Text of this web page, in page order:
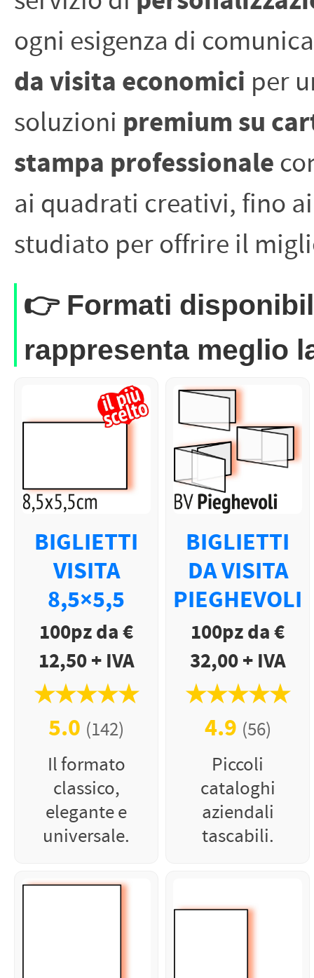
DORSALI TARGHE
GARA
PETTORALI CON NOME ATLETA
NUMERI DA GARA MTB
ogni esigenza di
da visita economici per
soluzioni premium su
stampa professionale
ai quadrati creativi, fino
studiato per offrire il
👉 Formati
rappresenta meglio
BIGLIETTI
VISITA
8,5×5,5
100pz da €
12,50 + IVA
★★★★★
5.0 (142)
Il formato
classico,
elegante e
universale.
BIGLIETTI
DA VISITA
PIEGHEVOLI
100pz da €
32,00 + IVA
★★★★★
4.9 (56)
Piccoli
cataloghi
aziendali
tascabili.